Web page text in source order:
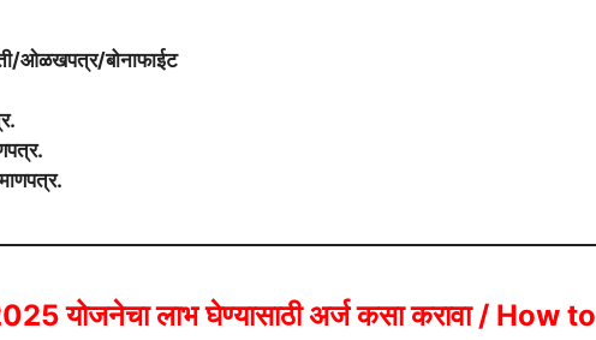
ओळखपत्र/बोनाफाईट
योजनेचा लाभ घेण्यासाठी अर्ज कसा करावा / How to